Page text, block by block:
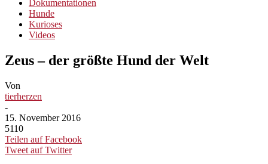
Dokumentationen
Hunde
Kurioses
Videos
Zeus – der größte Hund der Welt
Von
tierherzen
-
15. November 2016
5110
Teilen auf Facebook
Tweet auf Twitter